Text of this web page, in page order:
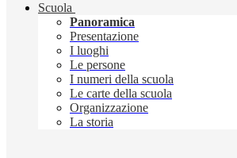
Scuola
Panoramica
Presentazione
I luoghi
Le persone
I numeri della scuola
Le carte della scuola
Organizzazione
La storia